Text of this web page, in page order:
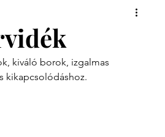
kiváló borok, izgalmas
kikapcsolódáshoz.